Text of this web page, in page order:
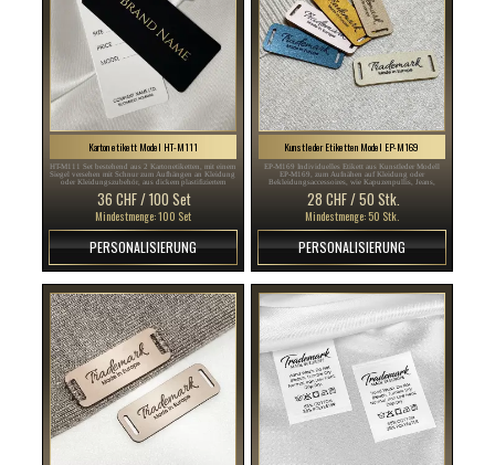
Karton etikett Model HT-M111
HT-M111 Set bestehend aus 2 Kartonetiketten, mit einem
Siegel versehen mit Schnur zum Aufhängen an Kleidung
oder Kleidungszubehör, aus dickem plastifiziertem
Karton und mit goldenem und schwarzem Text bedruckt.
36 CHF / 100 Set
Mindestmenge: 100 Set
PERSONALISIERUNG
Kunstleder Etiketten Model EP-M169
EP-M169 Individuelles Etikett aus Kunstleder Modell
EP-M169, zum Aufnähen auf Kleidung oder
Bekleidungsaccessoires, wie Kapuzenpullis, Jeans,
Mützen, Schals, T-Shirts, Jacken, Hosen usw.
28 CHF / 50 Stk.
Mindestmenge: 50 Stk.
PERSONALISIERUNG